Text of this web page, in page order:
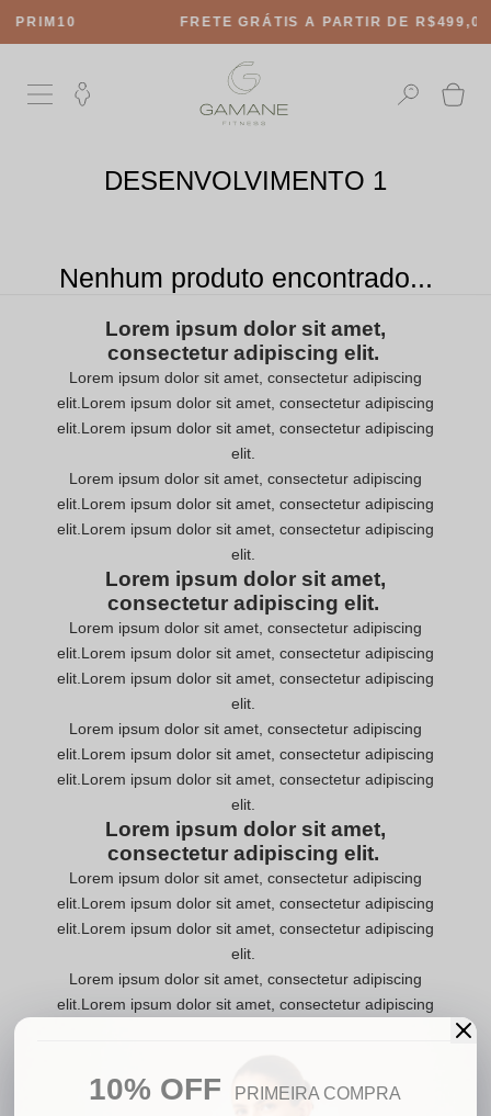
FRETE GRÁTIS A PARTIR DE R$499,00
DESENVOLVIMENTO 1
Nenhum produto encontrado...
Lorem ipsum dolor sit amet,
consectetur adipiscing elit.
Lorem ipsum dolor sit amet, consectetur adipiscing
elit.Lorem ipsum dolor sit amet, consectetur adipiscing
elit.Lorem ipsum dolor sit amet, consectetur adipiscing
elit.
Lorem ipsum dolor sit amet, consectetur adipiscing
elit.Lorem ipsum dolor sit amet, consectetur adipiscing
elit.Lorem ipsum dolor sit amet, consectetur adipiscing
elit.
Lorem ipsum dolor sit amet,
consectetur adipiscing elit.
Lorem ipsum dolor sit amet, consectetur adipiscing
elit.Lorem ipsum dolor sit amet, consectetur adipiscing
elit.Lorem ipsum dolor sit amet, consectetur adipiscing
elit.
Lorem ipsum dolor sit amet, consectetur adipiscing
elit.Lorem ipsum dolor sit amet, consectetur adipiscing
elit.Lorem ipsum dolor sit amet, consectetur adipiscing
elit.
Lorem ipsum dolor sit amet,
consectetur adipiscing elit.
Lorem ipsum dolor sit amet, consectetur adipiscing
elit.Lorem ipsum dolor sit amet, consectetur adipiscing
elit.Lorem ipsum dolor sit amet, consectetur adipiscing
elit.
Lorem ipsum dolor sit amet, consectetur adipiscing
elit.Lorem ipsum dolor sit amet, consectetur adipiscing
Lorem ipsum dolor sit amet,
consectetur adipiscing elit.
10% OFF
PRIMEIRA COMPRA